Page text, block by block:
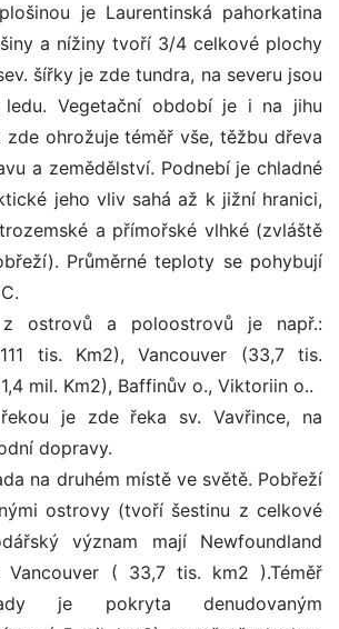
je Laurentinská pahorkatina
a nížiny tvoří 3/4 celkové plochy
šířky je zde tundra, na severu jsou
ledu. Vegetační období je i na jihu
zde ohrožuje téměř vše, těžbu dřeva
a zemědělství. Podnebí je chladné
jeho vliv sahá až k jižní hranici,
a přímořské vlhké (zvláště
Průměrné teploty se pohybují
z ostrovů a poloostrovů je např.:
tis. Km2), Vancouver (33,7 tis.
mil. Km2), Baffinův o., Viktoriin o..
řekou je zde řeka sv. Vavřince, na
dopravy.
na druhém místě ve světě. Pobřeží
ostrovy (tvoří šestinu z celkové
význam mají Newfoundland
Vancouver ( 33,7 tis. km2 ).Téměř
je pokryta denudovaným